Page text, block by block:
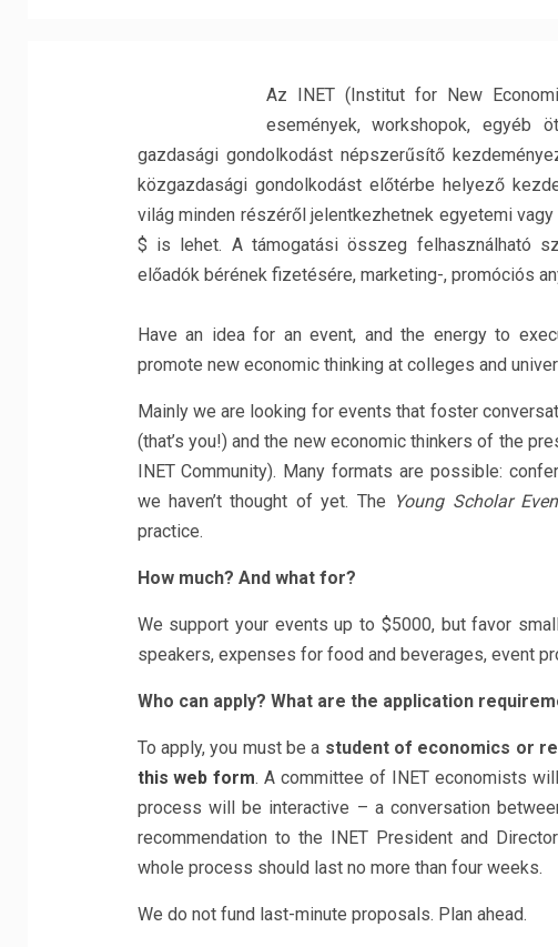
Az INET (Institut for New
események, workshopok, egyéb
gazdasági gondolkodást népszerűsítő
közgazdasági gondolkodást előtérbe helyező
világ minden részéről jelentkezhetnek egyetemi
$ is lehet. A támogatási összeg felhasználható
előadók bérének fizetésére, marketing-, promóciós
Have an idea for an event, and the energy to
promote new economic thinking at colleges and
Mainly we are looking for events that foster
(that’s you!) and the new economic thinkers of the
INET Community). Many formats are possible:
we haven’t thought of yet. The Young Scholar
practice.
How much? And what for?
We support your events up to $5000, but favor
speakers, expenses for food and beverages, event
Who can apply? What are the application
To apply, you must be a student of economics or
this web form. A committee of INET economists
process will be interactive – a conversation
recommendation to the INET President and
whole process should last no more than four weeks.
We do not fund last-minute proposals. Plan ahead.